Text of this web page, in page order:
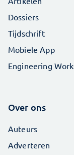
Dossiers
Tijdschrift
Mobiele App
Engineering
Over ons
Auteurs
Adverteren